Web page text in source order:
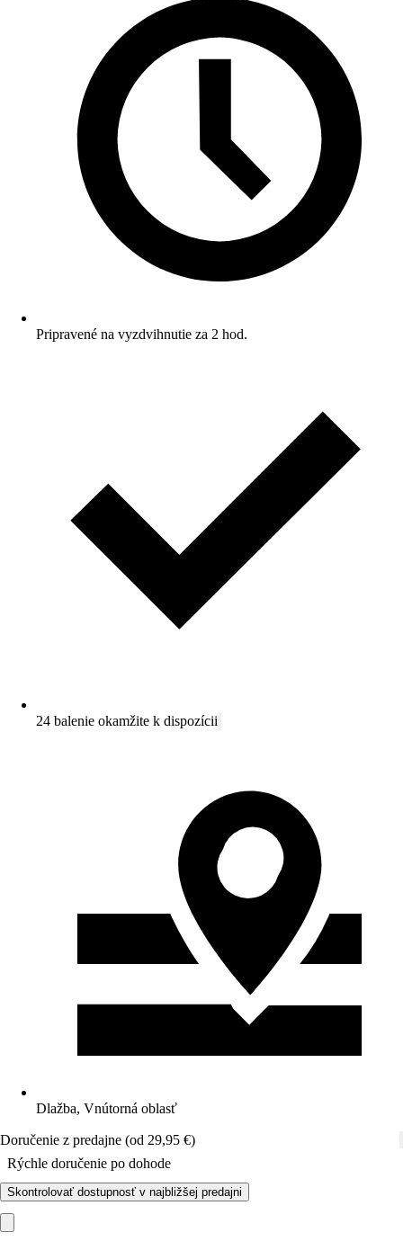
Pripravené na vyzdvihnutie za 2 hod.
24 balenie okamžite k dispozícii
Dlažba, Vnútorná oblasť
Doručenie z predajne (od 29,95 €)
Rýchle doručenie po dohode
Skontrolovať dostupnosť v najbližšej predajni